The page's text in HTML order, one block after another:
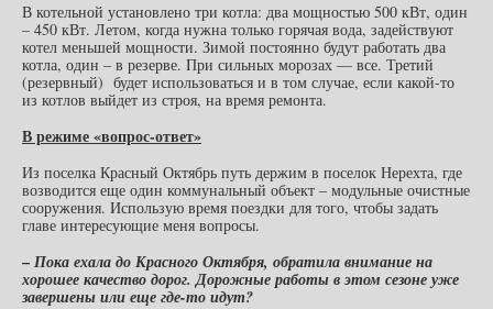
В котельной установлено три котла: два мощностью 500 кВт, один
– 450 кВт. Летом, когда нужна только горячая вода, задействуют
котел меньшей мощности. Зимой постоянно будут работать два
котла, один – в резерве. При сильных морозах — все. Третий
(резервный) будет использоваться и в том случае, если какой-то
из котлов выйдет из строя, на время ремонта.
В режиме «вопрос-ответ»
Из поселка Красный Октябрь путь держим в поселок Нерехта, где
возводится еще один коммунальный объект – модульные очистные
сооружения. Использую время поездки для того, чтобы задать
главе интересующие меня вопросы.
– Пока ехала до Красного Октября, обратила внимание на
хорошее качество дорог. Дорожные работы в этом сезоне уже
завершены или еще где-то идут?